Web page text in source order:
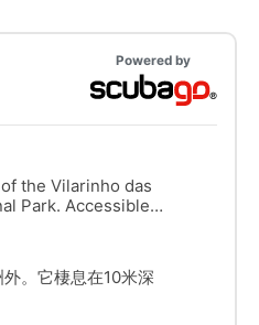
Powered by
the Vilarinho das
Park. Accessible
。它棲息在10米深